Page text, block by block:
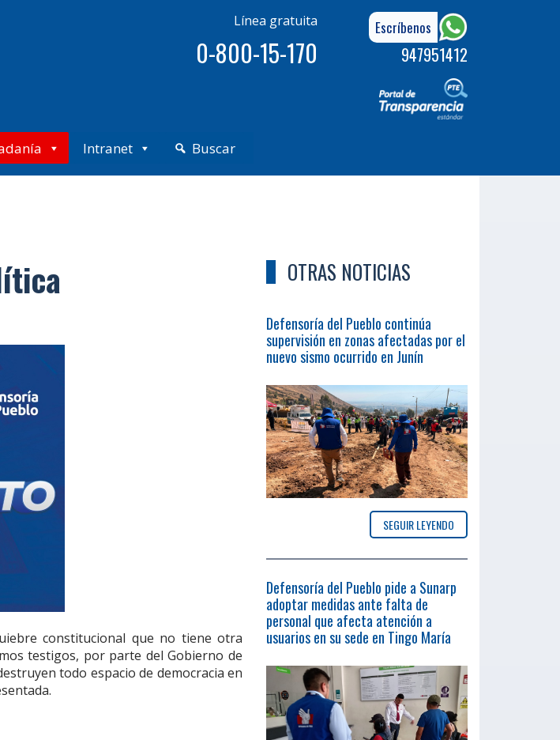
Línea gratuita
0-800-15-170
Escríbenos
947951412
Intranet Buscar
constitucional que no tiene otra
testigos, por parte del Gobierno de
todo espacio de democracia en
OTRAS NOTICIAS
Defensoría del Pueblo continúa
supervisión en zonas afectadas por el
nuevo sismo ocurrido en Junín
SEGUIR LEYENDO
Defensoría del Pueblo pide a Sunarp
adoptar medidas ante falta de
personal que afecta atención a
usuarios en su sede en Tingo María